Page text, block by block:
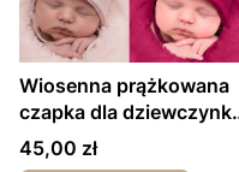
Wiosenna prążkowana
czapka dla dziewczynki
Kokardka
Cena
45,00 zł